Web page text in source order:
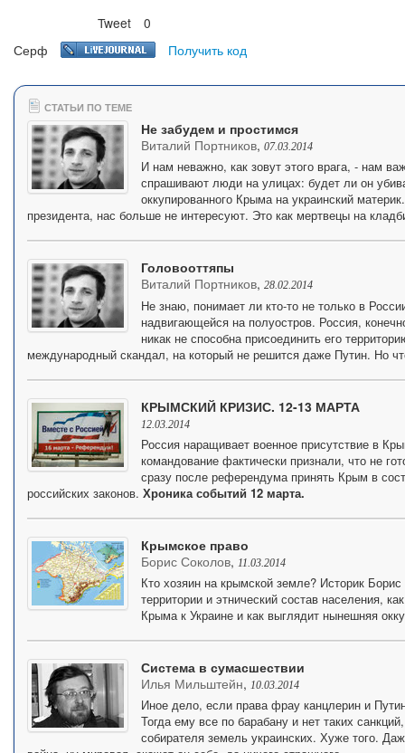
Tweet
0
Серф
Получить код
СТАТЬИ ПО ТЕМЕ
Не забудем и простимся
Виталий Портников, 07.03.2014
И нам неважно, как зовут этого врага, - нам
спрашивают люди на улицах: будет ли он
оккупированного Крыма на украинский
президента, нас больше не интересуют. Это как мертвецы на
Головооттяпы
Виталий Портников, 28.02.2014
Не знаю, понимает ли кто-то не только в
надвигающейся на полуостров. Россия,
никак не способна присоединить его
международный скандал, на который не решится даже Путин. Но
КРЫМСКИЙ КРИЗИС. 12-13 МАРТА
12.03.2014
Россия наращивает военное присутствие в
командование фактически признали, что не
сразу после референдума принять Крым в
российских законов. Хроника событий 12 марта.
Крымское право
Борис Соколов, 11.03.2014
Кто хозяин на крымской земле? Историк
территории и этнический состав населения,
Крыма к Украине и как выглядит нынешняя
Система в сумасшествии
Илья Мильштейн, 10.03.2014
Иное дело, если права фрау канцлерин и
Тогда ему все по барабану и нет таких
собирателя земель украинских. Хуже того.